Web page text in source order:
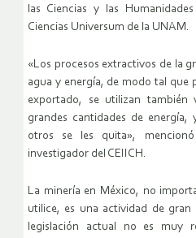
las Ciencias y las
Ciencias Universum de la UNAM.
«Los procesos extractivos de la
agua y energía, de modo tal que
exportado, se utilizan también
grandes cantidades de
otros se les quita»,
investigador del CEIICH.
La minería en México, no
utilice, es una actividad de
legislación actual no es muy